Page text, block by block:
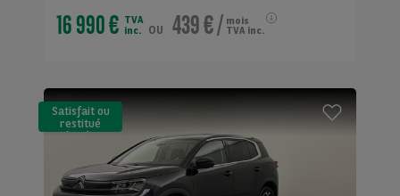
16 990 € TVA
inc.
ou 439 €/ mois
TVA inc.
Satisfait ou
restitué
(LLD)*